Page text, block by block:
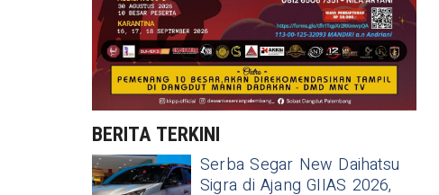
BERITA TERKINI
Serba Segar New Daihatsu
Sigra di Ajang GIIAS 2026,